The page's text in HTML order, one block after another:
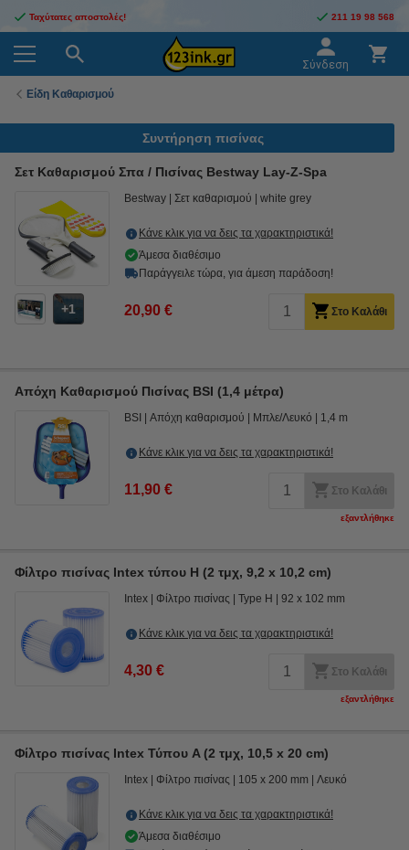
Ταχύτατες αποστολές! 211 19 98 568
Σύνδεση
Είδη Καθαρισμού
Συντήρηση πισίνας
Σετ Καθαρισμού Σπα / Πισίνας Bestway Lay-Z-Spa
1
Bestway Σετ καθαρισμού white grey
Κάνε κλικ για να δεις τα χαρακτηριστικά!
Άμεσα διαθέσιμο
Παράγγειλε τώρα, για άμεση παράδοση!
20,90 € Στο Καλάθι
Απόχη Καθαρισμού Πισίνας BSI (1,4 μέτρα)
BSI Απόχη καθαρισμού Μπλε/Λευκό 1,4 m
Κάνε κλικ για να δεις τα χαρακτηριστικά!
11,90 € Στο Καλάθι
εξαντλήθηκε
Φίλτρο πισίνας Intex τύπου H (2 τμχ, 9,2 x 10,2 cm)
Intex Φίλτρο πισίνας Type H 92 x 102 mm
Κάνε κλικ για να δεις τα χαρακτηριστικά!
4,30 € Στο Καλάθι
εξαντλήθηκε
Φίλτρο πισίνας Intex Τύπου A (2 τμχ, 10,5 x 20 cm)
Intex Φίλτρο πισίνας 105 x 200 mm Λευκό
Κάνε κλικ για να δεις τα χαρακτηριστικά!
Άμεσα διαθέσιμο